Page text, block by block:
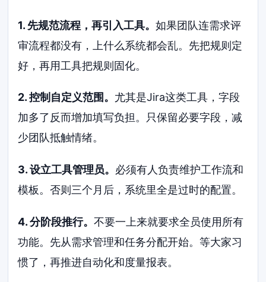
1. 先规范流程，再引入工具。如果团队连需求评
审流程都没有，上什么系统都会乱。先把规则定
好，再用工具把规则固化。
2. 控制自定义范围。 尤其是Jira这类工具，字段
加多了反而增加填写负担。只保留必要字段，减
少团队抵触情绪。
3. 设立工具管理员。 必须有人负责维护工作流和
模板。否则三个月后，系统里全是过时的配置。
4. 分阶段推行。不要一上来就要求全员使用所有
功能。先从需求管理和任务分配开始。等大家习
惯了，再推进自动化和度量报表。